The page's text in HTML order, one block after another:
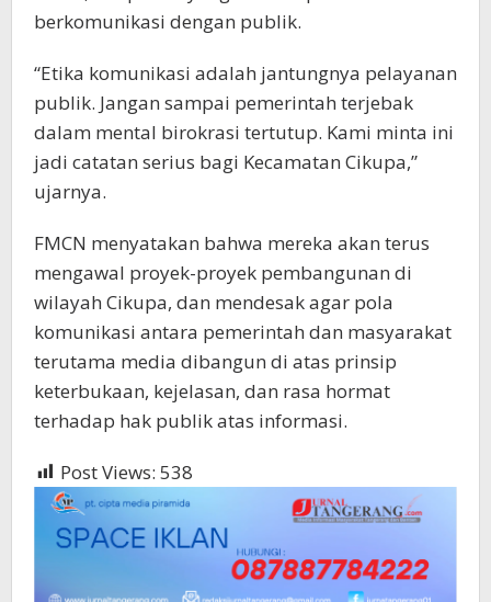
berkomunikasi dengan publik.
“Etika komunikasi adalah jantungnya pelayanan
publik. Jangan sampai pemerintah terjebak
dalam mental birokrasi tertutup. Kami minta ini
jadi catatan serius bagi Kecamatan Cikupa,”
ujarnya.
FMCN menyatakan bahwa mereka akan terus
mengawal proyek-proyek pembangunan di
wilayah Cikupa, dan mendesak agar pola
komunikasi antara pemerintah dan masyarakat
terutama media dibangun di atas prinsip
keterbukaan, kejelasan, dan rasa hormat
terhadap hak publik atas informasi.
Post Views: 538